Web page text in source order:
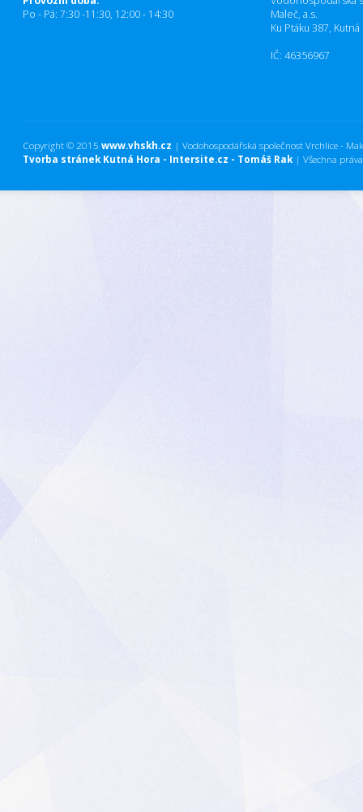
Po - Pá: 7:30 -11:30, 12:00 - 14:30
Maleč, a.s.
Ku Ptáku 387,
IČ: 46356967
Copyright © 2015 www.vhskh.cz | Vodohospodářská společnost Vrchlice -
Tvorba stránek Kutná Hora - Intersite.cz - Tomáš Rak | Všechna